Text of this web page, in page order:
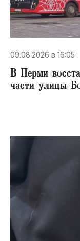
09.08.2026 в 16:05
В Перми
части улицы